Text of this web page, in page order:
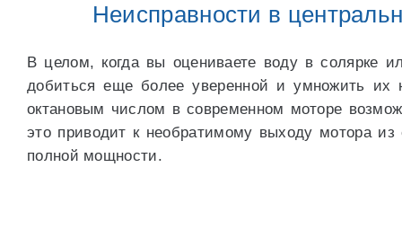
Неисправности в
В целом, когда вы оцениваете воду в солярке
добиться еще более уверенной и умножить их
октановым числом в современном моторе
это приводит к необратимому выходу мотора
полной мощности.